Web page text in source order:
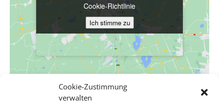
Cookie-Zustimmung
verwalten
VERANSTALTUNGSORT
Cookie-Richtlinie
Ich stimme zu
Cookie-Richtlinie
Ich stimme zu